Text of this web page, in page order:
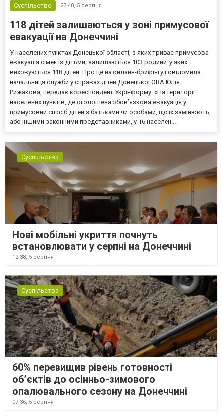
Суспільство 23:40, 5 серпня
118 дітей залишаються у зоні примусової
евакуації на Донеччині
У населених пунктах Донецької області, з яких триває примусова
евакуація сімей із дітьми, залишаються 103 родини, у яких
виховуються 118 дітей. Про це на онлайн-брифінгу повідомила
начальниця служби у справах дітей Донецької ОВА Юлія
Рижакова, передає кореспондент Укрінформу. «На території
населених пунктів, де оголошена обов’язкова евакуація у
примусовий спосіб дітей з батьками чи особами, що їх замінюють,
або іншими законними представниками, у 16 населен...
Суспільство
Нові мобільні укриття почнуть
встановлювати у серпні на Донеччині
12:38, 5 серпня
Суспільство
60% перевищив рівень готовності
об’єктів до осінньо-зимового
опалювального сезону на Донеччині
07:36, 5 серпня